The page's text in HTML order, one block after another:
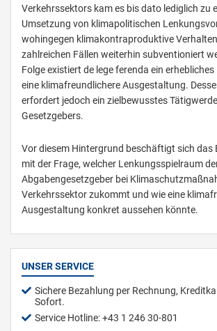
Verkehrssektors kam es bis dato lediglich zu
Umsetzung von klimapolitischen
wohingegen klimakontraproduktive
zahlreichen Fällen weiterhin subventioniert
Folge existiert de lege ferenda ein
eine klimafreundlichere Ausgestaltung.
erfordert jedoch ein zielbewusstes
Gesetzgebers.
Vor diesem Hintergrund beschäftigt sich das
mit der Frage, welcher Lenkungsspielraum
Abgabengesetzgeber bei
Verkehrssektor zukommt und wie eine
Ausgestaltung konkret aussehen könnte.
UNSER SERVICE
Sichere Bezahlung per Rechnung,
Sofort.
Service Hotline: +43 1 246 30-801